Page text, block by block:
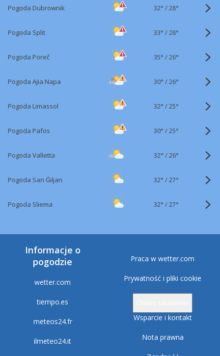
Pogoda Dubrownik 32° /28°
Pogoda Split 33° /28°
Pogoda Poreč 35° /26°
Pogoda Ajia Napa 30° /26°
Pogoda Limassol 32° /25°
Pogoda Pafos 30° /25°
Pogoda Valletta 32° /26°
Pogoda San Ġiljan 32° /27°
Pogoda Sliema 32° /27°
Informacje o
pogodzie
wetter.com
tiempo.es
meteos24.fr
ilmeteo24.it
Praca w wetter.com
Prywatność i pliki cookie
Wsparcie i kontakt
Nota prawna